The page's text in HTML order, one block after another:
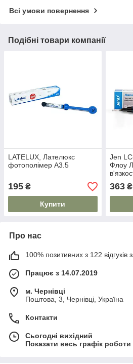
Всі умови повернення
Подібні товари компанії
LATELUX, Лателюкс
фотополімер А3.5
195 ₴
Купити
Jen
Флоу
363₴
Про нас
100% позитивних з 122 відгуків
Працює з 14.07.2019
м. Чернівці
Поштова, 3, Чернівці, Україна
Контакти
Сьогодні вихідний
Показати весь графік роботи